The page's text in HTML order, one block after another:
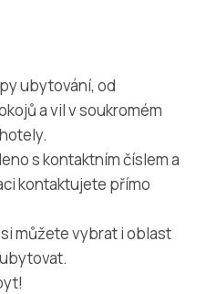
ubytování, od
a vil v soukromém
s kontaktním číslem a
kontaktujete přímo
můžete vybrat i oblast